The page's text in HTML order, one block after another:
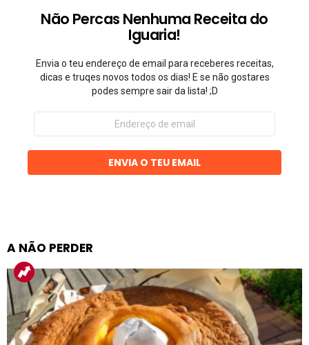
Não Percas Nenhuma Receita do
Iguaria!
Envia o teu endereço de email para receberes receitas,
dicas e truqes novos todos os dias! E se não gostares
podes sempre sair da lista! ;D
Endereço
email
ENVIA O TEU EMAIL
A NÃO PERDER